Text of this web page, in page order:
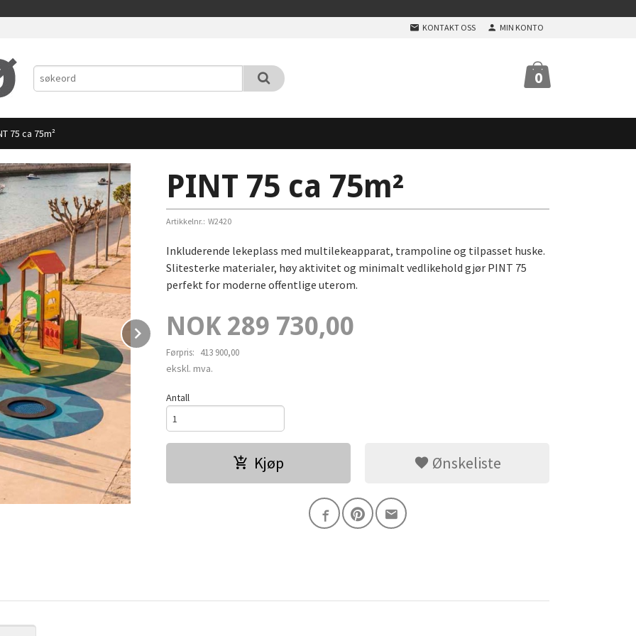
KONTAKT OSS MIN KONTO
0
75 ca 75m²
Next
PINT 75 ca 75m²
Artikkelnr.: W2420
Inkluderende lekeplass med multilekeapparat, trampoline og tilpasset huske.
Slitesterke materialer, høy aktivitet og minimalt vedlikehold gjør PINT 75
perfekt for moderne offentlige uterom.
Tilbud
NOK 289 730,00
Førpris: 413 900,00
Rabatt
ekskl. mva.
Antall
Kjøp Ønskeliste